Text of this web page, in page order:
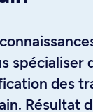
spécialiser
des
Résultat